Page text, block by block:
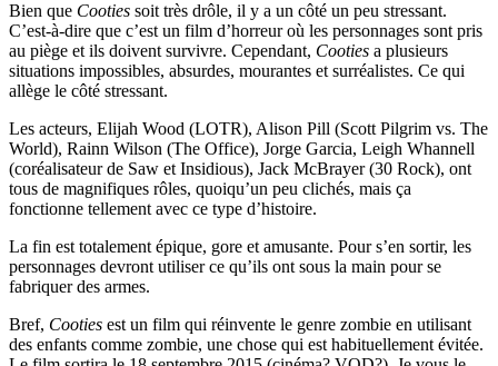
Bien que Cooties soit très drôle, il y a un côté un peu stressant.
C’est-à-dire que c’est un film d’horreur où les personnages sont pris
au piège et ils doivent survivre. Cependant, Cooties a plusieurs
situations impossibles, absurdes, mourantes et surréalistes. Ce qui
allège le côté stressant.
Les acteurs, Elijah Wood (LOTR), Alison Pill (Scott Pilgrim vs. The
World), Rainn Wilson (The Office), Jorge Garcia, Leigh Whannell
(coréalisateur de Saw et Insidious), Jack McBrayer (30 Rock), ont
tous de magnifiques rôles, quoiqu’un peu clichés, mais ça
fonctionne tellement avec ce type d’histoire.
La fin est totalement épique, gore et amusante. Pour s’en sortir, les
personnages devront utiliser ce qu’ils ont sous la main pour se
fabriquer des armes.
Bref, Cooties est un film qui réinvente le genre zombie en utilisant
des enfants comme zombie, une chose qui est habituellement évitée.